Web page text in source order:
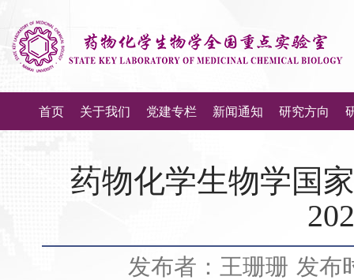
首页 关于我们 党建专栏 新闻通知 研究方向
药物化学生物学国
发布者：王珊珊 发布